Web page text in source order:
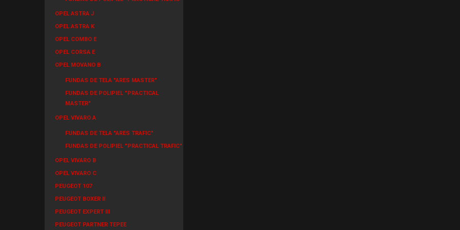
OPEL ASTRA J
OPEL ASTRA K
OPEL COMBO E
OPEL CORSA E
OPEL MOVANO B
FUNDAS DE TELA "ARES MASTER"
FUNDAS DE POLIPIEL "PRACTICAL
MASTER"
OPEL VIVARO A
FUNDAS DE TELA "ARES TRAFIC"
FUNDAS DE POLIPIEL "PRACTICAL TRAFIC"
OPEL VIVARO B
OPEL VIVARO C
PEUGEOT 107
PEUGEOT BOXER II
PEUGEOT EXPERT III
PEUGEOT PARTNER TEPEE